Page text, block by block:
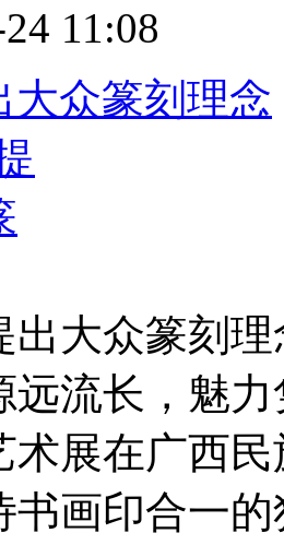
11:08
大众篆刻理念
出大众篆
远流长，魅
术展在广西
书画印合一